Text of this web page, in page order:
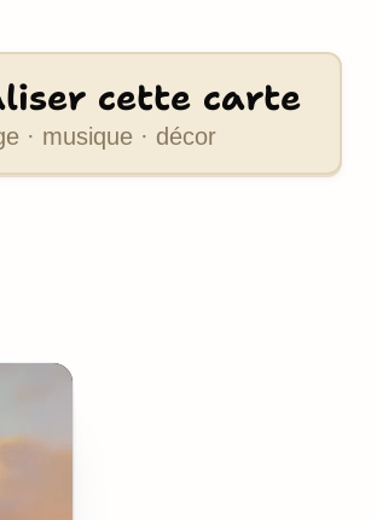
cette carte
· musique · décor